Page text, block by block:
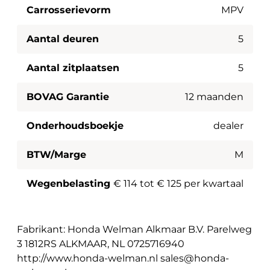
Carrosserievorm MPV
Aantal deuren 5
Aantal zitplaatsen 5
BOVAG Garantie 12 maanden
Onderhoudsboekje dealer
BTW/Marge M
Wegenbelasting € 114 tot € 125 per kwartaal
Fabrikant: Honda Welman Alkmaar B.V. Parelweg
3 1812RS ALKMAAR, NL 0725716940
http://www.honda-welman.nl sales@honda-